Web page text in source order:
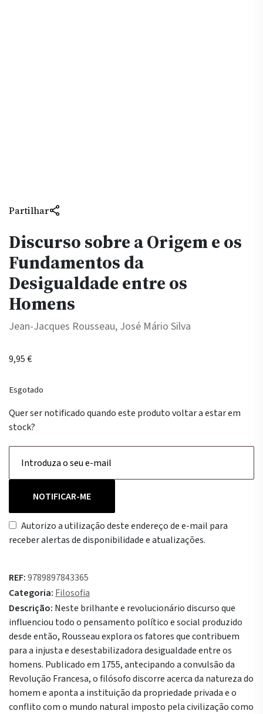
Partilhar
Discurso sobre a Origem e os
Fundamentos da
Desigualdade entre os
Homens
Jean-Jacques Rousseau, José Mário Silva
9,95€
Esgotado
Quer ser notificado quando este produto voltar a estar em
stock?
NOTIFICAR-ME
Autorizo a utilização deste endereço de e-mail para
receber alertas de disponibilidade e atualizações.
REF:9789897843365
Categoria: Filosofia
Descrição: Neste brilhante e revolucionário discurso que
influenciou todo o pensamento político e social produzido
desde então, Rousseau explora os fatores que contribuem
para a injusta e desestabilizadora desigualdade entre os
homens. Publicado em 1755, antecipando a convulsão da
Revolução Francesa, o filósofo discorre acerca da natureza do
homem e aponta a instituição da propriedade privada e o
conflito com o mundo natural imposto pela civilização como